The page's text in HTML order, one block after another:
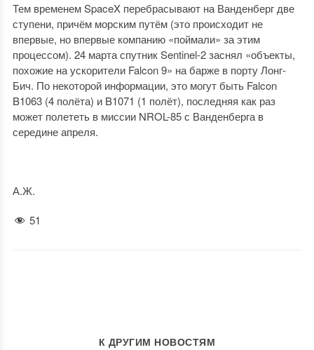
Тем временем SpaceX перебрасывают на Ванденберг две
ступени, причём морским путём (это происходит не
впервые, но впервые компанию «поймали» за этим
процессом). 24 марта спутник Sentinel-2 заснял «объекты,
похожие на ускорители Falcon 9» на барже в порту Лонг-
Бич. По некоторой информации, это могут быть Falcon
B1063 (4 полёта) и B1071 (1 полёт), последняя как раз
может полететь в миссии NROL-85 с Ванденберга в
середине апреля.
А.Ж.
51
К ДРУГИМ НОВОСТЯМ